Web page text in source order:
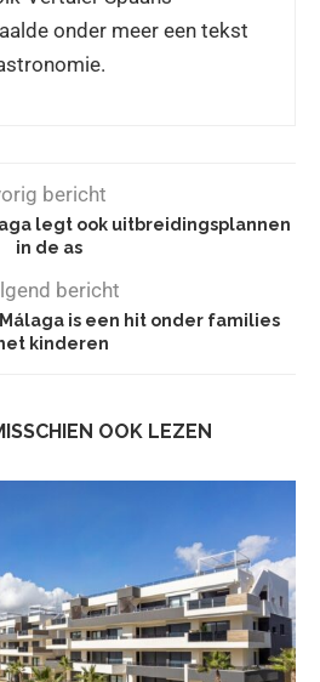
onder meer een tekst
bericht
legt ook uitbreidingsplannen
in de as
bericht
is een hit onder families
kinderen
OOK LEZEN